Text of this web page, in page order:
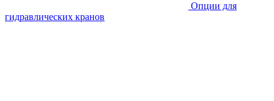
Опции для
гидравлических кранов